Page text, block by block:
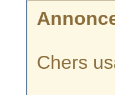
Chers